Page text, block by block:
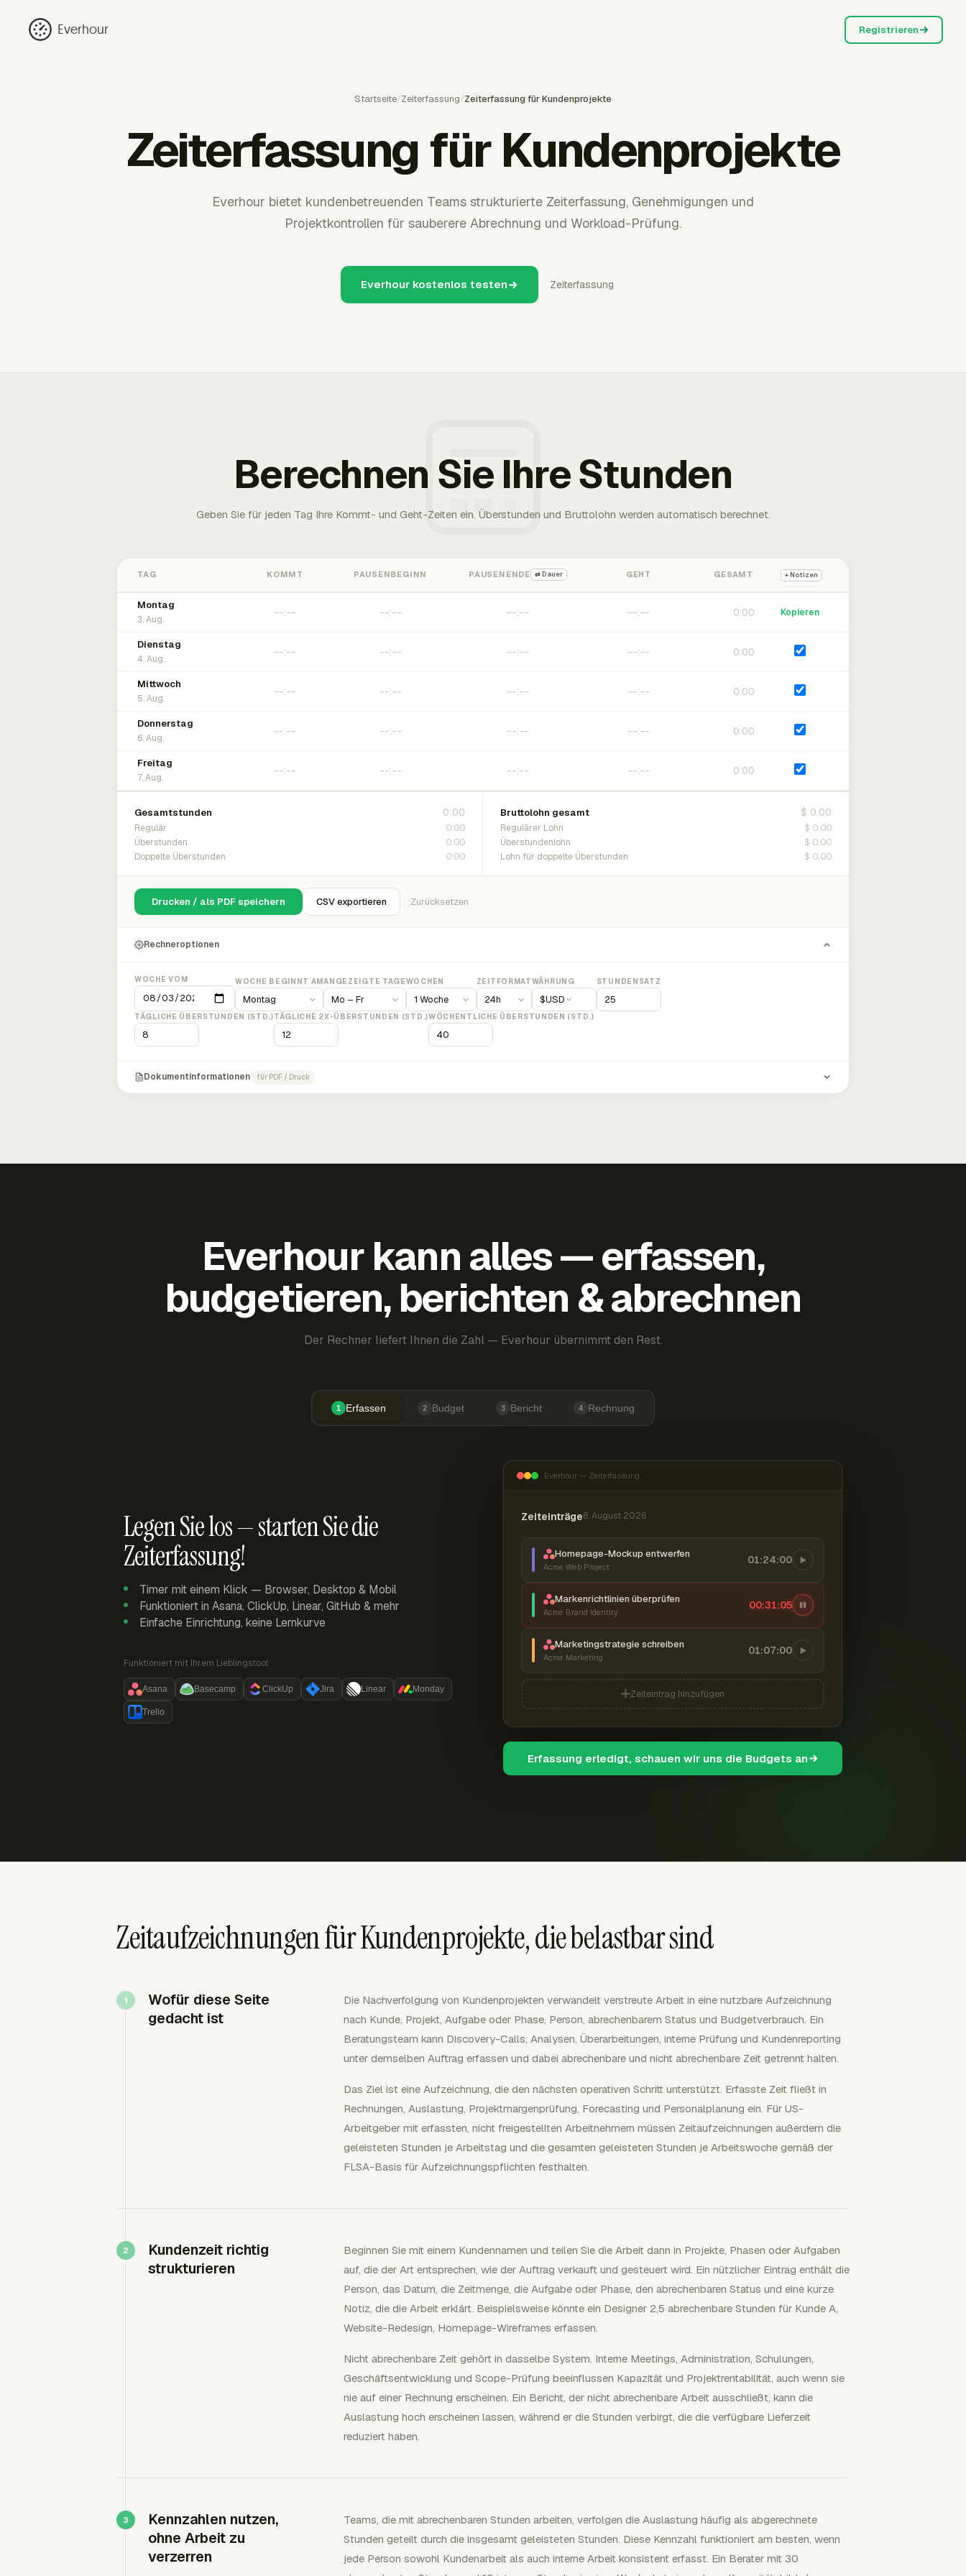
Everhour Registrieren
Startseite/Zeiterfassung/Zeiterfassung für Kundenprojekte
Zeiterfassung für Kundenprojekte
Everhour bietet kundenbetreuenden Teams strukturierte Zeiterfassung, Genehmigungen und
Projektkontrollen für sauberere Abrechnung und Workload-Prüfung.
Everhour kostenlos testen Zeiterfassung
Berechnen Sie Ihre Stunden
Geben Sie für jeden Tag Ihre Kommt- und Geht-Zeiten ein. Überstunden und Bruttolohn werden automatisch berechnet.
TAG KOMMT PAUSENBEGINN PAUSENENDE ⇄ Dauer GEHT GESAMT + Notizen
Montag
3. Aug.
0:00 Kopieren
Dienstag
4. Aug.
0:00
Mittwoch
5. Aug.
0:00
Donnerstag
6. Aug.
0:00
Freitag
7. Aug.
0:00
Gesamtstunden 0:00
Regulär 0:00
Überstunden 0:00
Doppelte Überstunden 0:00
Bruttolohn gesamt $ 0.00
Regulärer Lohn $ 0.00
Überstundenlohn $ 0.00
Lohn für doppelte Überstunden $ 0.00
Drucken / als PDF speichern CSV exportieren Zurücksetzen
Rechneroptionen
WOCHE VOM WOCHE BEGINNT AMANGEZEIGTE TAGEWOCHEN ZEITFORMATWÄHRUNG
$USD
STUNDENSATZ
TÄGLICHE ÜBERSTUNDEN (STD.)TÄGLICHE 2X-ÜBERSTUNDEN (STD.)WÖCHENTLICHE ÜBERSTUNDEN (STD.)
Dokumentinformationen für PDF / Druck
Everhour kann alles — erfassen,
budgetieren, berichten & abrechnen
Der Rechner liefert Ihnen die Zahl — Everhour übernimmt den Rest.
1 Erfassen 2 Budget 3 Bericht 4 Rechnung
Legen Sie los — starten Sie die
Zeiterfassung!
Timer mit einem Klick — Browser, Desktop & Mobil
Funktioniert in Asana, ClickUp, Linear, GitHub & mehr
Einfache Einrichtung, keine Lernkurve
Funktioniert mit Ihrem Lieblingstool:
Asana Basecamp ClickUp Jira Linear Monday
Trello
Everhour — Zeiterfassung
Zeiteinträge8. August 2026
Homepage-Mockup entwerfen
Acme Web Project
01:24:00
Markenrichtlinien überprüfen
Acme Brand Identity
00:31:06
Marketingstrategie schreiben
Acme Marketing
01:07:00
Zeiteintrag hinzufügen
Erfassung erledigt, schauen wir uns die Budgets an
Zeitaufzeichnungen für Kundenprojekte, die belastbar sind
Wofür diese Seite
gedacht ist
Die Nachverfolgung von Kundenprojekten verwandelt verstreute Arbeit in eine nutzbare Aufzeichnung
nach Kunde, Projekt, Aufgabe oder Phase, Person, abrechenbarem Status und Budgetverbrauch. Ein
Beratungsteam kann Discovery-Calls, Analysen, Überarbeitungen, interne Prüfung und Kundenreporting
unter demselben Auftrag erfassen und dabei abrechenbare und nicht abrechenbare Zeit getrennt halten.
Das Ziel ist eine Aufzeichnung, die den nächsten operativen Schritt unterstützt. Erfasste Zeit fließt in
Rechnungen, Auslastung, Projektmargenprüfung, Forecasting und Personalplanung ein. Für US-
Arbeitgeber mit erfassten, nicht freigestellten Arbeitnehmern müssen Zeitaufzeichnungen außerdem die
geleisteten Stunden je Arbeitstag und die gesamten geleisteten Stunden je Arbeitswoche gemäß der
FLSA-Basis für Aufzeichnungspflichten festhalten.
Kundenzeit richtig
strukturieren
Beginnen Sie mit einem Kundennamen und teilen Sie die Arbeit dann in Projekte, Phasen oder Aufgaben
auf, die der Art entsprechen, wie der Auftrag verkauft und gesteuert wird. Ein nützlicher Eintrag enthält die
Person, das Datum, die Zeitmenge, die Aufgabe oder Phase, den abrechenbaren Status und eine kurze
Notiz, die die Arbeit erklärt. Beispielsweise könnte ein Designer 2,5 abrechenbare Stunden für Kunde A,
Website-Redesign, Homepage-Wireframes erfassen.
Nicht abrechenbare Zeit gehört in dasselbe System. Interne Meetings, Administration, Schulungen,
Geschäftsentwicklung und Scope-Prüfung beeinflussen Kapazität und Projektrentabilität, auch wenn sie
nie auf einer Rechnung erscheinen. Ein Bericht, der nicht abrechenbare Arbeit ausschließt, kann die
Auslastung hoch erscheinen lassen, während er die Stunden verbirgt, die die verfügbare Lieferzeit
reduziert haben.
Kennzahlen nutzen,
ohne Arbeit zu
verzerren
Teams, die mit abrechenbaren Stunden arbeiten, verfolgen die Auslastung häufig als abgerechnete
Stunden geteilt durch die insgesamt geleisteten Stunden. Diese Kennzahl funktioniert am besten, wenn
jede Person sowohl Kundenarbeit als auch interne Arbeit konsistent erfasst. Ein Berater mit 30